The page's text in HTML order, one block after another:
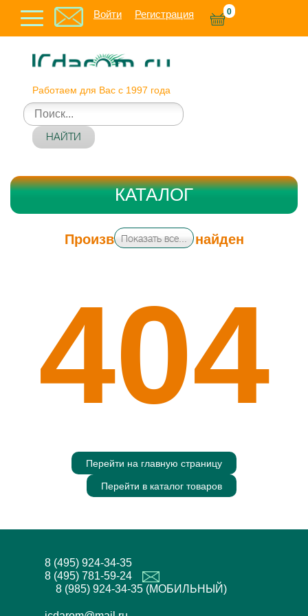
Войти Регистрация 0
Работаем для Вас с 1997 года
НАЙТИ
Производитель не найден
404
Перейти на главную страницу
Перейти в каталог товаров
КАТАЛОГ
Показать все...
8 (495) 924-34-35
8 (495) 781-59-24
8 (985) 924-34-35 (МОБИЛЬНЫЙ)